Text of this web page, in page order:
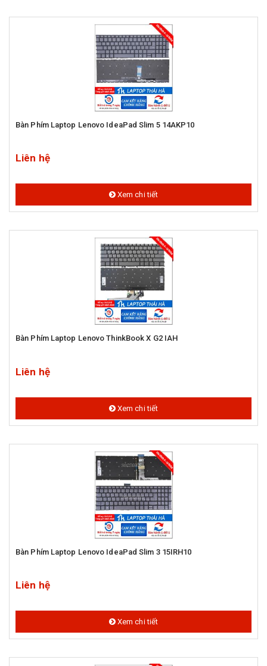
Bàn Phím Laptop Lenovo IdeaPad Slim 5 14AKP10
Liên hệ
Xem chi tiết
Bàn Phím Laptop Lenovo ThinkBook X G2 IAH
Liên hệ
Xem chi tiết
Bàn Phím Laptop Lenovo IdeaPad Slim 3 15IRH10
Liên hệ
Xem chi tiết